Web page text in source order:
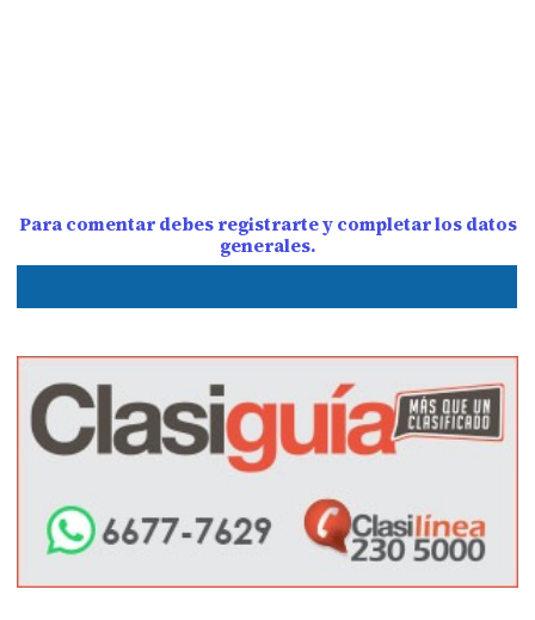
Para comentar debes registrarte y completar los datos
generales.